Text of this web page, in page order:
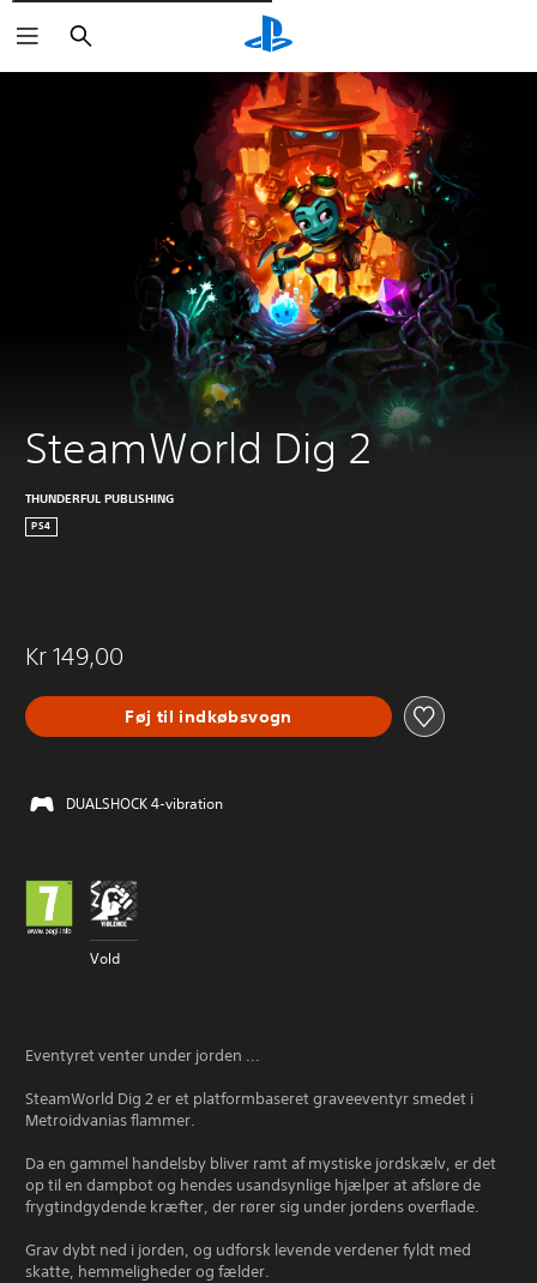
Søg
SteamWorld Dig 2
THUNDERFUL PUBLISHING
PS4
Kr 149,00
Føj til indkøbsvogn
DUALSHOCK 4-vibration
Vold
Eventyret venter under jorden ...
SteamWorld Dig 2 er et platformbaseret graveeventyr smedet i
Metroidvanias flammer.
Da en gammel handelsby bliver ramt af mystiske jordskælv, er det
op til en dampbot og hendes usandsynlige hjælper at afsløre de
frygtindgydende kræfter, der rører sig under jordens overflade.
Grav dybt ned i jorden, og udforsk levende verdener fyldt med
skatte, hemmeligheder og fælder.